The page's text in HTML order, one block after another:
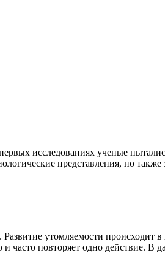
исследованиях ученые
представления, но
утомляемости происходит в
часто повторяет одно действие. В